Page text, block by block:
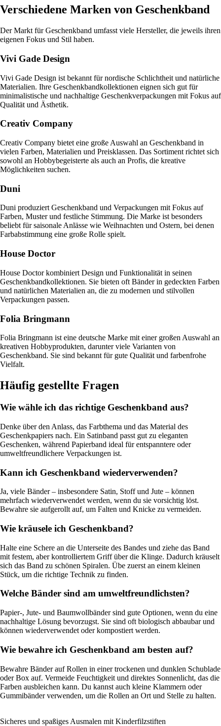
Verschiedene Marken von Geschenkband
Der Markt für Geschenkband umfasst viele Hersteller, die jeweils ihren
eigenen Fokus und Stil haben.
Vivi Gade Design
Vivi Gade Design ist bekannt für nordische Schlichtheit und natürliche
Materialien. Ihre Geschenkbandkollektionen eignen sich gut für
minimalistische und nachhaltige Geschenkverpackungen mit Fokus auf
Qualität und Ästhetik.
Creativ Company
Creativ Company bietet eine große Auswahl an Geschenkband in
vielen Farben, Materialien und Preisklassen. Das Sortiment richtet sich
sowohl an Hobbybegeisterte als auch an Profis, die kreative
Möglichkeiten suchen.
Duni
Duni produziert Geschenkband und Verpackungen mit Fokus auf
Farben, Muster und festliche Stimmung. Die Marke ist besonders
beliebt für saisonale Anlässe wie Weihnachten und Ostern, bei denen
Farbabstimmung eine große Rolle spielt.
House Doctor
House Doctor kombiniert Design und Funktionalität in seinen
Geschenkbandkollektionen. Sie bieten oft Bänder in gedeckten Farben
und natürlichen Materialien an, die zu modernen und stilvollen
Verpackungen passen.
Folia Bringmann
Folia Bringmann ist eine deutsche Marke mit einer großen Auswahl an
kreativen Hobbyprodukten, darunter viele Varianten von
Geschenkband. Sie sind bekannt für gute Qualität und farbenfrohe
Vielfalt.
Häufig gestellte Fragen
Wie wähle ich das richtige Geschenkband aus?
Denke über den Anlass, das Farbthema und das Material des
Geschenkpapiers nach. Ein Satinband passt gut zu eleganten
Geschenken, während Papierband ideal für entspanntere oder
umweltfreundlichere Verpackungen ist.
Kann ich Geschenkband wiederverwenden?
Ja, viele Bänder – insbesondere Satin, Stoff und Jute – können
mehrfach wiederverwendet werden, wenn du sie vorsichtig löst.
Bewahre sie aufgerollt auf, um Falten und Knicke zu vermeiden.
Wie kräusele ich Geschenkband?
Halte eine Schere an die Unterseite des Bandes und ziehe das Band
mit festem, aber kontrolliertem Griff über die Klinge. Dadurch kräuselt
sich das Band zu schönen Spiralen. Übe zuerst an einem kleinen
Stück, um die richtige Technik zu finden.
Welche Bänder sind am umweltfreundlichsten?
Papier-, Jute- und Baumwollbänder sind gute Optionen, wenn du eine
nachhaltige Lösung bevorzugst. Sie sind oft biologisch abbaubar und
können wiederverwendet oder kompostiert werden.
Wie bewahre ich Geschenkband am besten auf?
Bewahre Bänder auf Rollen in einer trockenen und dunklen Schublade
oder Box auf. Vermeide Feuchtigkeit und direktes Sonnenlicht, das die
Farben ausbleichen kann. Du kannst auch kleine Klammern oder
Gummibänder verwenden, um die Rollen an Ort und Stelle zu halten.
Sicheres und spaßiges Ausmalen mit Kinderfilzstiften